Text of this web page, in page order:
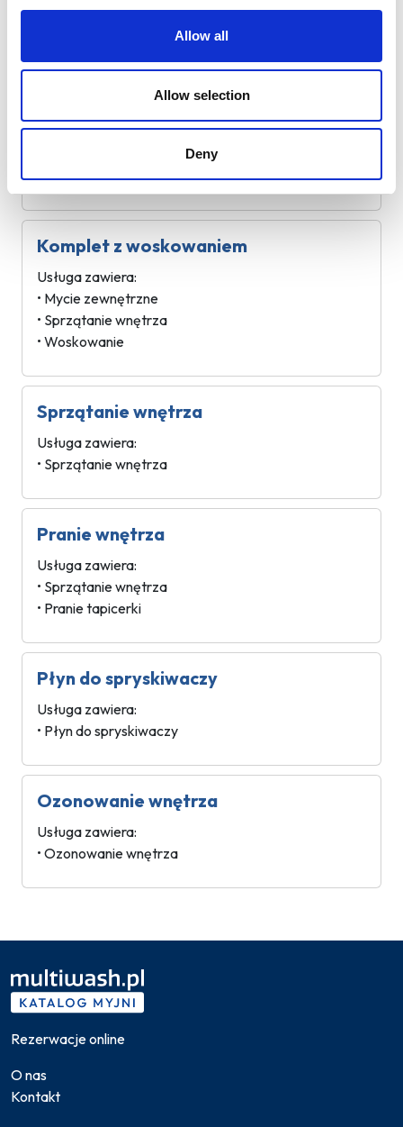
Allow all
Allow selection
Deny
• Mycie zewnętrzne
Mycie zewnętrzne z woskowaniem
Usługa zawiera:
• Woskowanie
Komplet z woskowaniem
Usługa zawiera:
• Mycie zewnętrzne
• Sprzątanie wnętrza
• Woskowanie
Sprzątanie wnętrza
Usługa zawiera:
• Sprzątanie wnętrza
Pranie wnętrza
Usługa zawiera:
• Sprzątanie wnętrza
• Pranie tapicerki
Płyn do spryskiwaczy
Usługa zawiera:
• Płyn do spryskiwaczy
Ozonowanie wnętrza
Usługa zawiera:
• Ozonowanie wnętrza
Rezerwacje online
O nas
Kontakt